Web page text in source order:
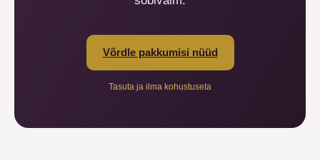
Võrdle pakkumisi nüüd
Tasuta ja ilma kohustuseta